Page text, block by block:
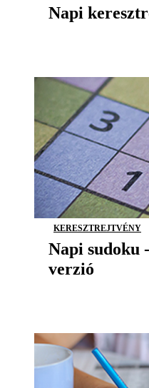
Napi
KERESZTREJTVÉNY
Napi sudoku
verzió